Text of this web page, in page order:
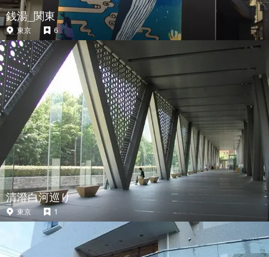
銭湯_関東
東京 6
清澄白河巡り
東京 1